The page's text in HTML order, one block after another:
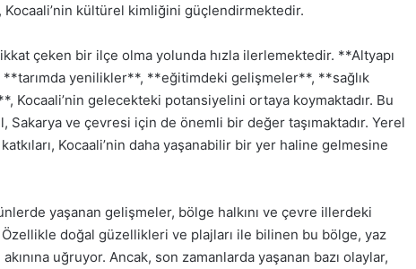
Kocaali’nin kültürel kimliğini güçlendirmektedir.
çeken bir ilçe olma yolunda hızla ilerlemektedir. **Altyapı
**tarımda yenilikler**, **eğitimdeki gelişmeler**, **sağlık
gelecekteki potansiyelini ortaya koymaktadır. Bu
Sakarya ve çevresi için de önemli bir değer taşımaktadır. Yerel
Kocaali’nin daha yaşanabilir bir yer haline gelmesine
yaşanan gelişmeler, bölge halkını ve çevre illerdeki
doğal güzellikleri ve plajları ile bilinen bu bölge, yaz
uğruyor. Ancak, son zamanlarda yaşanan bazı olaylar,